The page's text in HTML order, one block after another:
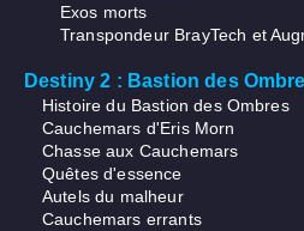
Exos morts
Transpondeur BrayTech et
Destiny 2 : Bastion des
Histoire du Bastion des Ombres
Cauchemars d'Eris Morn
Chasse aux Cauchemars
Quêtes d'essence
Autels du malheur
Cauchemars errants